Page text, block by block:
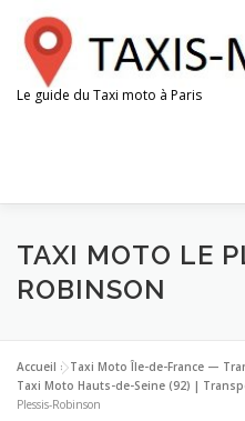
contenu
Le guide du Taxi moto à Paris
AÉROPORTS GARES
TAXI MOTO LE
ROBINSON
Accueil »Taxi Moto Île-de-France —
Taxi Moto Hauts-de-Seine (92) |
Plessis-Robinson